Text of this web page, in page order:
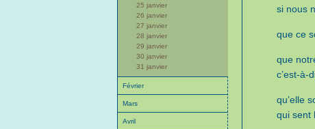
25 janvier
26 janvier
27 janvier
28 janvier
29 janvier
30 janvier
31 janvier
Février
Mars
Avril
si nous
que ce
que
c’est-à-
qu’elle
qui sent